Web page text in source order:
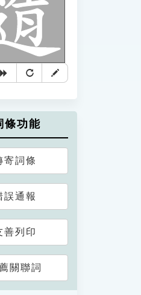
條功能
寄詞條
誤通報
善列印
關聯詞